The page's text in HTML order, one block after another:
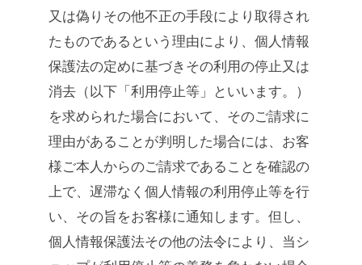
又は偽りその他不正の手段により取得され
たものであるという理由により、個人情報
保護法の定めに基づきその利用の停止又は
消去（以下「利用停止等」といいます。）
を求められた場合において、そのご請求に
理由があることが判明した場合には、お客
様ご本人からのご請求であることを確認の
上で、遅滞なく個人情報の利用停止等を行
い、その旨をお客様に通知します。但し、
個人情報保護法その他の法令により、当シ